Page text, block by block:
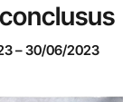
–30/06/2023